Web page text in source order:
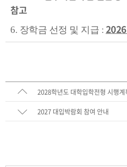
참고
6. 장학금 선정 및 지급 : 2026
2028학년도 대학입학전형 시행계
2027 대입박람회 참여 안내